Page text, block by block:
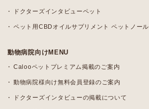
ドクターズインタビューペット
ペット用CBDオイルサプリメント ペットノール
動物病院向けMENU
Calooペットプレミアム掲載のご案内
動物病院様向け無料会員登録のご案内
ドクターズインタビューの掲載について